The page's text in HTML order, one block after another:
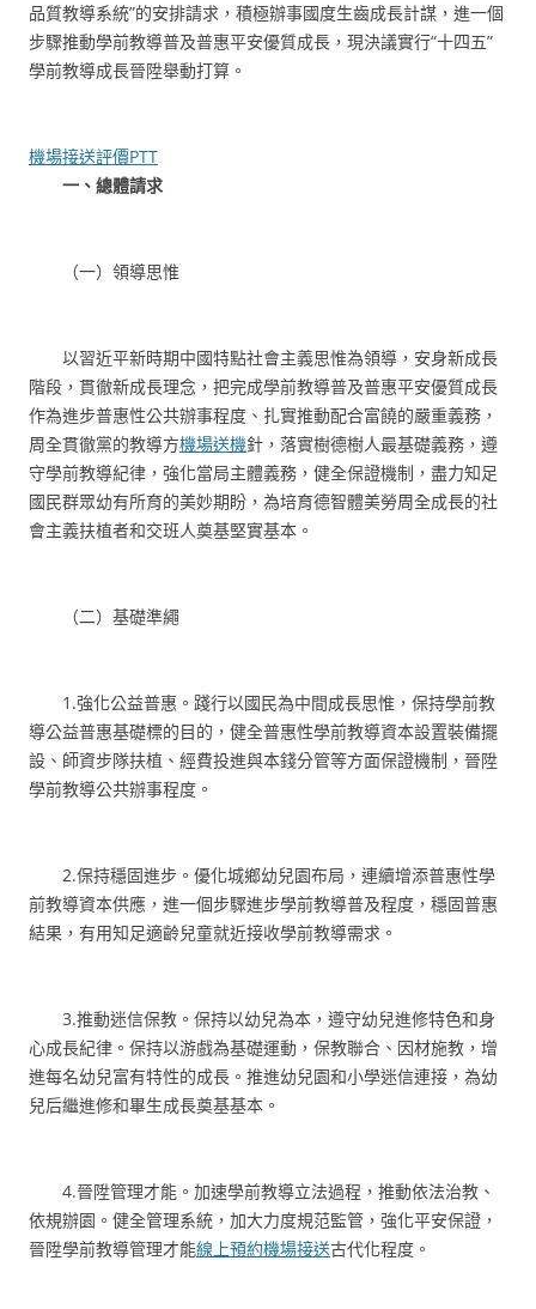
品質教導系統”的安排請求，積極辦事國度生齒成長計謀，進一個
步驟推動學前教導普及普惠平安優質成長，現決議實行“十四五”
學前教導成長晉陞舉動打算。
機場接送評價PTT
一、總體請求
（一）領導思惟
以習近平新時期中國特點社會主義思惟為領導，安身新成長
階段，貫徹新成長理念，把完成學前教導普及普惠平安優質成長
作為進步普惠性公共辦事程度、扎實推動配合富饒的嚴重義務，
周全貫徹黨的教導方機場送機針，落實樹德樹人最基礎義務，遵
守學前教導紀律，強化當局主體義務，健全保證機制，盡力知足
國民群眾幼有所育的美妙期盼，為培育德智體美勞周全成長的社
會主義扶植者和交班人奠基堅實基本。
（二）基礎準繩
1.強化公益普惠。踐行以國民為中間成長思惟，保持學前教
導公益普惠基礎標的目的，健全普惠性學前教導資本設置裝備擺
設、師資步隊扶植、經費投進與本錢分管等方面保證機制，晉陞
學前教導公共辦事程度。
2.保持穩固進步。優化城鄉幼兒園布局，連續增添普惠性學
前教導資本供應，進一個步驟進步學前教導普及程度，穩固普惠
結果，有用知足適齡兒童就近接收學前教導需求。
3.推動迷信保教。保持以幼兒為本，遵守幼兒進修特色和身
心成長紀律。保持以游戲為基礎運動，保教聯合、因材施教，增
進每名幼兒富有特性的成長。推進幼兒園和小學迷信連接，為幼
兒后繼進修和畢生成長奠基基本。
4.晉陞管理才能。加速學前教導立法過程，推動依法治教、
依規辦園。健全管理系統，加大力度規范監管，強化平安保證，
晉陞學前教導管理才能線上預約機場接送古代化程度。